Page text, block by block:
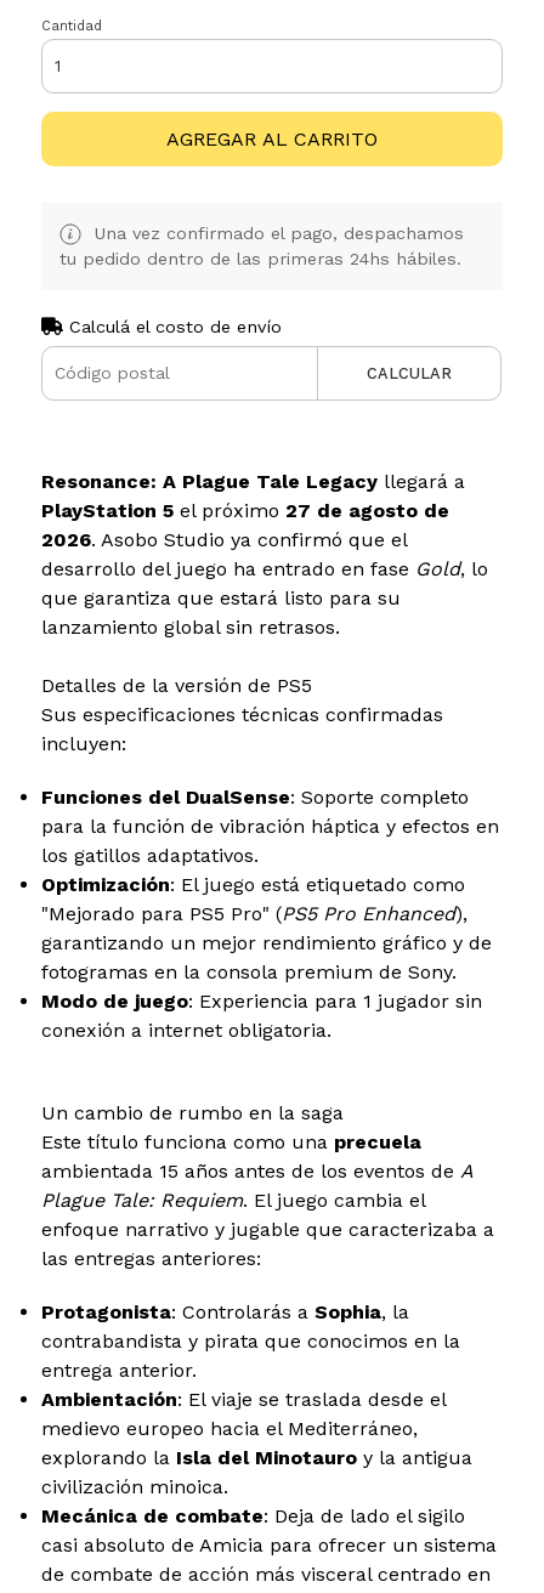
Cantidad
AGREGAR AL CARRITO
Una vez confirmado el pago, despachamos
tu pedido dentro de las primeras 24hs hábiles.
Calculá el costo de envío
CALCULAR
Resonance: A Plague Tale Legacyllegará a
PlayStation 5el próximo 27 de agosto de
2026. Asobo Studio ya confirmó que el
desarrollo del juego ha entrado en fase Gold, lo
que garantiza que estará listo para su
lanzamiento global sin retrasos.
Detalles de la versión de PS5
Sus especificaciones técnicas confirmadas
incluyen:
Funciones del DualSense: Soporte completo
para la función de vibración háptica y efectos en
los gatillos adaptativos.
Optimización: El juego está etiquetado como
"Mejorado para PS5 Pro" (PS5 Pro Enhanced),
garantizando un mejor rendimiento gráfico y de
fotogramas en la consola premium de Sony.
Modo de juego: Experiencia para 1 jugador sin
conexión a internet obligatoria.
Un cambio de rumbo en la saga
Este título funciona como una precuela
ambientada 15 años antes de los eventos de A
Plague Tale: Requiem. El juego cambia el
enfoque narrativo y jugable que caracterizaba a
las entregas anteriores:
Protagonista: Controlarás a Sophia, la
contrabandista y pirata que conocimos en la
entrega anterior.
Ambientación: El viaje se traslada desde el
medievo europeo hacia el Mediterráneo,
explorando la Isla del Minotauroy la antigua
civilización minoica.
Mecánica de combate: Deja de lado el sigilo
casi absoluto de Amicia para ofrecer un sistema
de combate de acción más visceral centrado en